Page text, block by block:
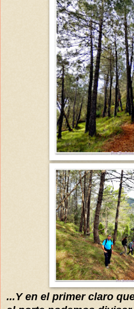
...Y en el primer claro